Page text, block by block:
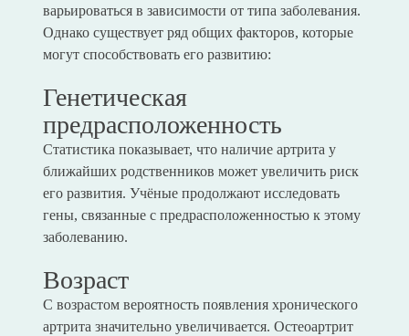
варьироваться в зависимости от типа заболевания.
Однако существует ряд общих факторов, которые
могут способствовать его развитию:
Генетическая
предрасположенность
Статистика показывает, что наличие артрита у
ближайших родственников может увеличить риск
его развития. Учёные продолжают исследовать
гены, связанные с предрасположенностью к этому
заболеванию.
Возраст
С возрастом вероятность появления хронического
артрита значительно увеличивается. Остеоартрит